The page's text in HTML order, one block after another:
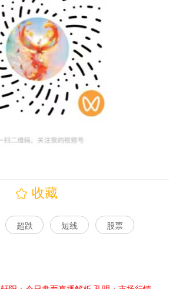
收藏
超跌 短线 股票